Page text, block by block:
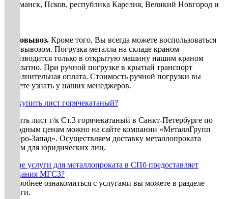
Мурманск, Псков, республика Карелия, Великий Новгород и
Самовывоз. Кроме того, Вы всегда можете воспользоваться
самовывозом. Погрузка металла на складе краном
производится только в открытую машину нашим краном
бесплатно. При ручной погрузке в крытый транспорт
дополнительная оплата. Стоимость ручной погрузки вы
можете узнать у наших менеджеров.
Где купить лист горячекатаный?
Купить лист г/к Ст.3 горячекатаный в Санкт-Петербурге по
выгодным ценам можно на сайте компании «МеталлГрупп
Северо-Запад». Осуществляем доставку металлопроката
оптом для юридических лиц.
Какие услуги для металлопроката в СПб предоставляет
компания МГСЗ?
Подробнее ознакомиться с услугами вы можете в разделе
Услуги.